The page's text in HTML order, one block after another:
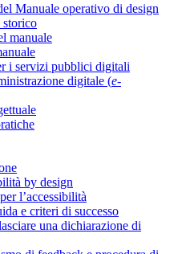
Manuale operativo di design
storico
manuale
i servizi pubblici digitali
digitale (e-
by design
l’accessibilità
e criteri di successo
una dichiarazione di